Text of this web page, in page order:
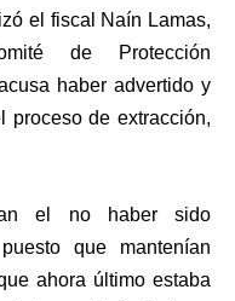
el fiscal Naín Lamas,
de Protección
haber advertido y
proceso de extracción,
el no haber sido
que mantenían
ahora último estaba